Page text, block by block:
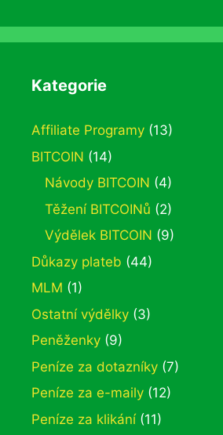
Kategorie
Affiliate Programy (13)
BITCOIN (14)
Návody BITCOIN (4)
Těžení BITCOINů (2)
Výdělek BITCOIN (9)
Důkazy plateb (44)
MLM (1)
Ostatní výdělky (3)
Peněženky (9)
Peníze za dotazníky (7)
Peníze za e-maily (12)
Peníze za klikání(11)